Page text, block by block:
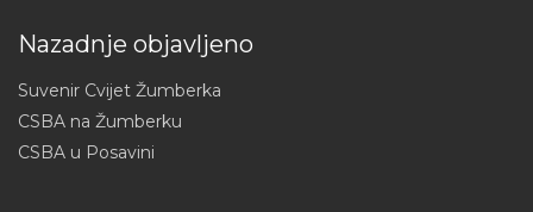
Nazadnje objavljeno
Suvenir Cvijet Žumberka
CSBA na Žumberku
CSBA u Posavini